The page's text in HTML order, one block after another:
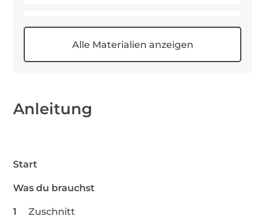
Standardmaß 135 x 200 cm / 80 x 80 cm.
3 m Fahnentuch uni
2 m Reissverschlüsse für
Anleitung
Start
Was du brauchst
Zuschnitt